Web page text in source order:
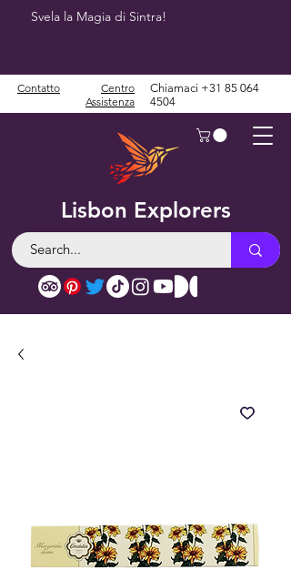
Svela la Magia di Sintra!
Lisbon Explorers
Contatto
Centro
Assistenza
Chiamaci +31 85 064
4504